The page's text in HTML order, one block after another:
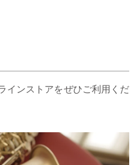
インストアをぜひご利用くだ